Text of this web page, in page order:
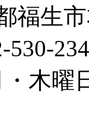
福生
530-
・木